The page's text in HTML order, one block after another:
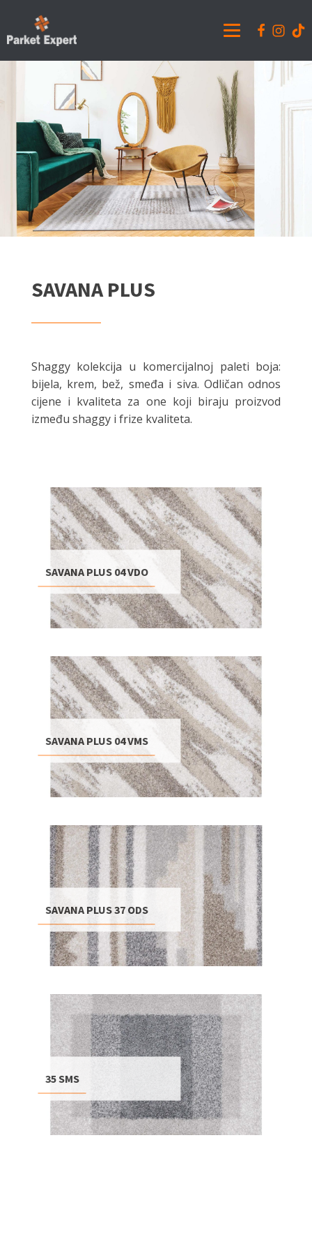
SAVANA PLUS
Shaggy kolekcija u komercijalnoj paleti boja:
bijela, krem, bež, smeđa i siva. Odličan odnos
cijene i kvaliteta za one koji biraju proizvod
između shaggy i frize kvaliteta.
SAVANA PLUS 04 VDO
SAVANA PLUS 04 VMS
SAVANA PLUS 37 ODS
35 SMS